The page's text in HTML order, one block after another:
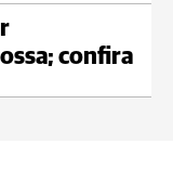
confira